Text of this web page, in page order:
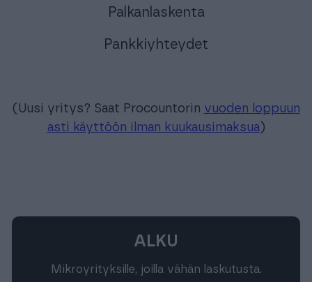
Palkanlaskenta
Pankkiyhteydet
(Uusi yritys? Saat Procountorin vuoden loppuun
asti käyttöön ilman kuukausimaksua)
ALKU
Mikroyrityksille, joilla vähän laskutusta.